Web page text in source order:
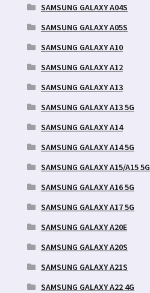
SAMSUNG GALAXY A04S
SAMSUNG GALAXY A05S
SAMSUNG GALAXY A10
SAMSUNG GALAXY A12
SAMSUNG GALAXY A13
SAMSUNG GALAXY A13 5G
SAMSUNG GALAXY A14
SAMSUNG GALAXY A14 5G
SAMSUNG GALAXY A15/A15 5G
SAMSUNG GALAXY A16 5G
SAMSUNG GALAXY A17 5G
SAMSUNG GALAXY A20E
SAMSUNG GALAXY A20S
SAMSUNG GALAXY A21S
SAMSUNG GALAXY A22 4G